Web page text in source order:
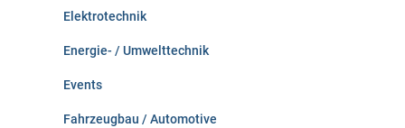
Elektrotechnik
Energie- / Umwelttechnik
Events
Fahrzeugbau / Automotive